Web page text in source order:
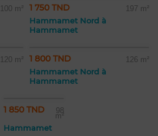
100 m² 1 750 TND 197 m²
Hammamet Nord à
Hammamet
120 m² 1 800 TND 126 m²
Hammamet Nord à
Hammamet
1 850 TND 98
m²
Hammamet